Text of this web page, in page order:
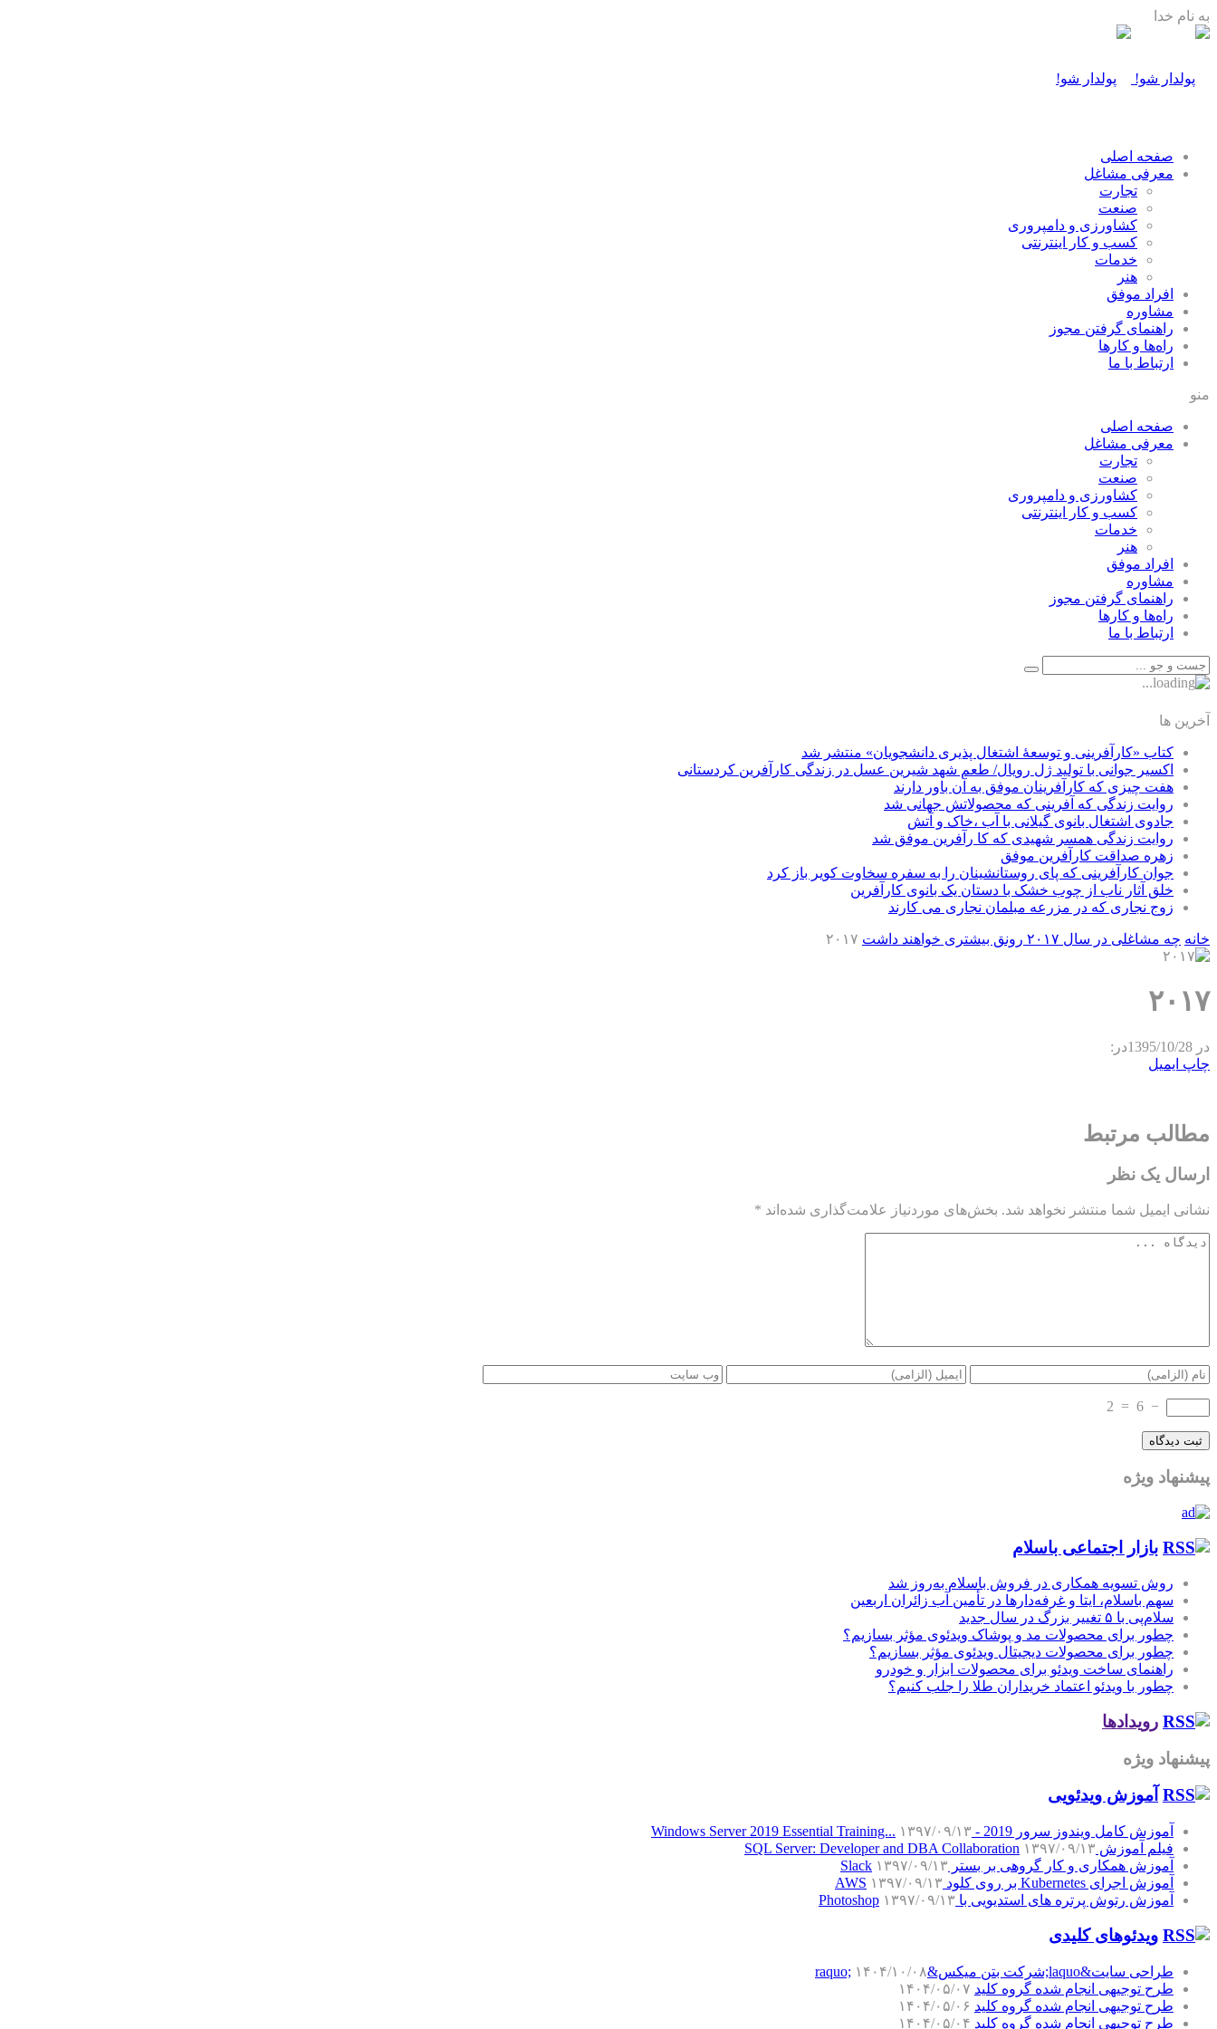
به نام خدا
صفحه اصلی
معرفی مشاغل
تجارت
صنعت
كشاورزی و دامپروری
كسب و كار اينترنتی
خدمات
هنر
افراد موفق
مشاوره
راهنمای گرفتن مجوز
راه‌ها و كارها
ارتباط با ما
منو
صفحه اصلی
معرفی مشاغل
تجارت
صنعت
كشاورزی و دامپروری
كسب و كار اينترنتی
خدمات
هنر
افراد موفق
مشاوره
راهنمای گرفتن مجوز
راه‌ها و كارها
ارتباط با ما
آخرین ها
کتاب «کارآفرینی و توسعۀ اشتغال پذیری دانشجویان» منتشر شد
اکسیر جوانی با تولید ژل رویال/ طعم شهد شیرین عسل‌ در زندگی کارآفرین کردستانی
هفت چیزی که کارآفرینان موفق به آن باور دارند
روایت زندگی که آفرینی که محصولاتش جهانی شد
جادوی اشتغال بانوی گیلانی با آب ،خاک و آتش
روایت زندگی همسر شهیدی که کا رآفرین موفق شد
زهره صداقت کارآفرین موفق
جوان کارآفرینی که پای روستانشینان را به سفره سخاوت کویر باز کرد
خلق آثار ناب از چوب خشک با دستان یک بانوی کارآفرین
زوج نجاری که در مزرعه مبلمان نجاری می کارند
خانه چه مشاغلی در سال ۲۰۱۷ رونق بیشتری خواهند داشت ۲۰۱۷
۲۰۱۷
در 1395/10/28در:
چاپ ایمیل
مطالب مرتبط
ارسال یک نظر
نشانی ایمیل شما منتشر نخواهد شد. بخش‌های موردنیاز علامت‌گذاری شده‌اند *
−
6
=
2
پیشنهاد ویژه
بازار اجتماعی باسلام
روش تسویه همکاری در فروش باسلام به‌روز شد
سهم باسلام، ایتا و غرفه‌دارها در تأمین آب زائران اربعین
سلام‌پی با ۵ تغییر بزرگ در سال جدید
چطور برای محصولات مد و پوشاک ویدئوی مؤثر بسازیم؟
چطور برای محصولات دیجیتال ویدئوی مؤثر بسازیم؟
راهنمای ساخت ویدئو برای محصولات ابزار و خودرو
چطور با ویدئو اعتماد خریداران طلا را جلب کنیم؟
رویدادها
پیشنهاد ویژه
آموزش‌ ویدئویی
آموزش کامل ویندوز سرور 2019 - Windows Server 2019 Essential Training...
۱۳۹۷/۰۹/۱۳
فیلم آموزش SQL Server: Developer and DBA Collaboration ۱۳۹۷/۰۹/۱۳
آموزش همکاری و کار گروهی بر بستر Slack ۱۳۹۷/۰۹/۱۳
آموزش اجرای Kubernetes بر روی کلود AWS
۱۳۹۷/۰۹/۱۳
آموزش رتوش پرتره های استدیویی با Photoshop ۱۳۹۷/۰۹/۱۳
ویدئوهای کلیدی
طراحی سایت&laquo;شرکت بتن میکس&raquo;
۱۴۰۴/۱۰/۰۸
طرح توجیهی انجام شده گروه کلید ۱۴۰۴/۰۵/۰۷
طرح توجیهی انجام شده گروه کلید ۱۴۰۴/۰۵/۰۶
طرح توجیهی انجام شده گروه کلید ۱۴۰۴/۰۵/۰۴